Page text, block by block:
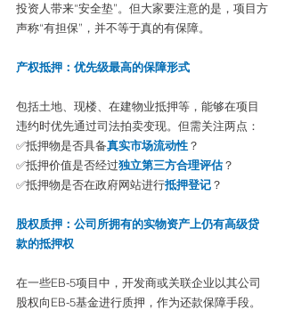
投资人带来“安全垫”。但大家要注意的是，项目方
声称“有担保”，并不等于真的有保障。
产权抵押：优先级最高的保障形式
包括土地、现楼、在建物业抵押等，能够在项目
违约时优先通过司法拍卖变现。但需关注两点：
✅抵押物是否具备真实市场流动性？
✅抵押价值是否经过独立第三方合理评估？
✅抵押物是否在政府网站进行抵押登记？
股权质押：公司所拥有的实物资产上仍有高级贷
款的抵押权
在一些EB-5项目中，开发商或关联企业以其公司
股权向EB-5基金进行质押，作为还款保障手段。